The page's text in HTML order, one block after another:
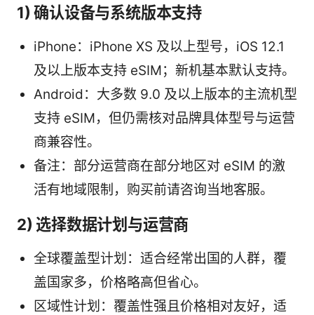
1) 确认设备与系统版本支持
iPhone：iPhone XS 及以上型号，iOS 12.1
及以上版本支持 eSIM；新机基本默认支持。
Android：大多数 9.0 及以上版本的主流机型
支持 eSIM，但仍需核对品牌具体型号与运营
商兼容性。
备注：部分运营商在部分地区对 eSIM 的激
活有地域限制，购买前请咨询当地客服。
2) 选择数据计划与运营商
全球覆盖型计划：适合经常出国的人群，覆
盖国家多，价格略高但省心。
区域性计划：覆盖性强且价格相对友好，适